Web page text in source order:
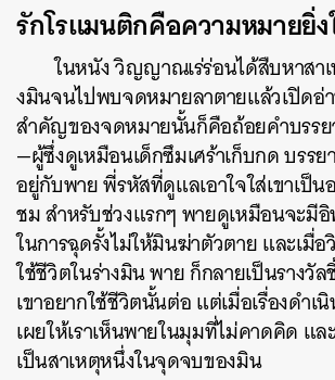
รักโรแมนติกคือความหมายยิ่
ในหนัง วิญญาณเร่ร่อนได้สืบหาสา
งมินจนไปพบจดหมายลาตายแล้วเปิดอ่
สำคัญของจดหมายนั้นก็คือถ้อยคำบรร
—ผู้ซึ่งดูเหมือนเด็กซึมเศร้าเก็บกด บรรย
อยู่กับพาย พี่รหัสที่ดูแลเอาใจใส่เขาเป็น
ชม สำหรับช่วงแรกๆ พายดูเหมือนจะมี
ในการฉุดรั้งไม่ให้มินฆ่าตัวตาย และเ
ใช้ชีวิตในร่างมิน พาย ก็กลายเป็นรางวั
เขาอยากใช้ชีวิตนั้นต่อ แต่เมื่อเรื่องดำเ
เผยให้เราเห็นพายในมุมที่ไม่คาดคิด แ
เป็นสาเหตุหนึ่งในจุดจบของมิน